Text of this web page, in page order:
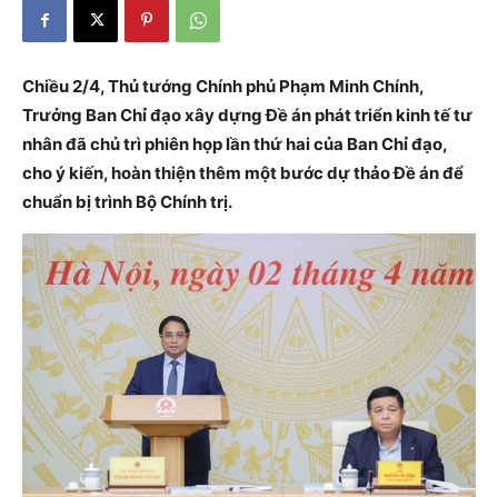
Chiều 2/4, Thủ tướng Chính phủ Phạm Minh Chính,
Trưởng Ban Chỉ đạo xây dựng Đề án phát triển kinh tế tư
nhân đã chủ trì phiên họp lần thứ hai của Ban Chỉ đạo,
cho ý kiến, hoàn thiện thêm một bước dự thảo Đề án để
chuẩn bị trình Bộ Chính trị.